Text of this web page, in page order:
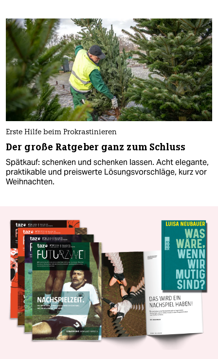
Erste Hilfe beim Prokrastinieren
Der große Ratgeber ganz zum Schluss
Spätkauf: schenken und schenken lassen. Acht elegante,
praktikable und preiswerte Lösungsvorschläge, kurz vor
Weihnachten.